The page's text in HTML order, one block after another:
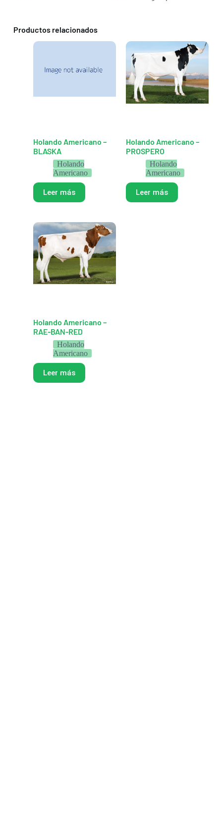
Productos relacionados
Holando Americano –
BLASKA
Holando
Americano
Leer más
Holando Americano –
PROSPERO
Holando
Americano
Leer más
Holando Americano –
RAE-BAN-RED
Holando
Americano
Leer más